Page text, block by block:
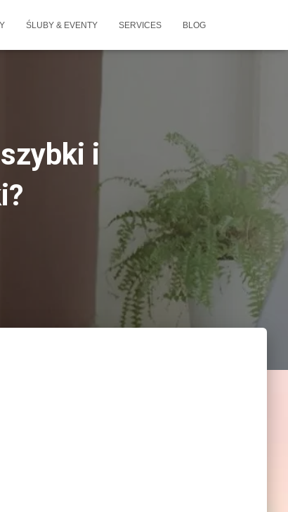
ŚLUBY & EVENTY SERVICES BLOG
i